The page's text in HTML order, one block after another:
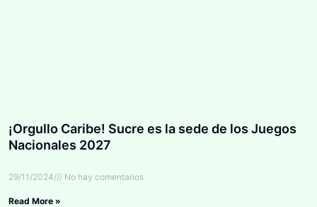
¡Orgullo Caribe! Sucre es la sede de los Juegos
Nacionales 2027
29/11/2024 No hay comentarios
Read More »